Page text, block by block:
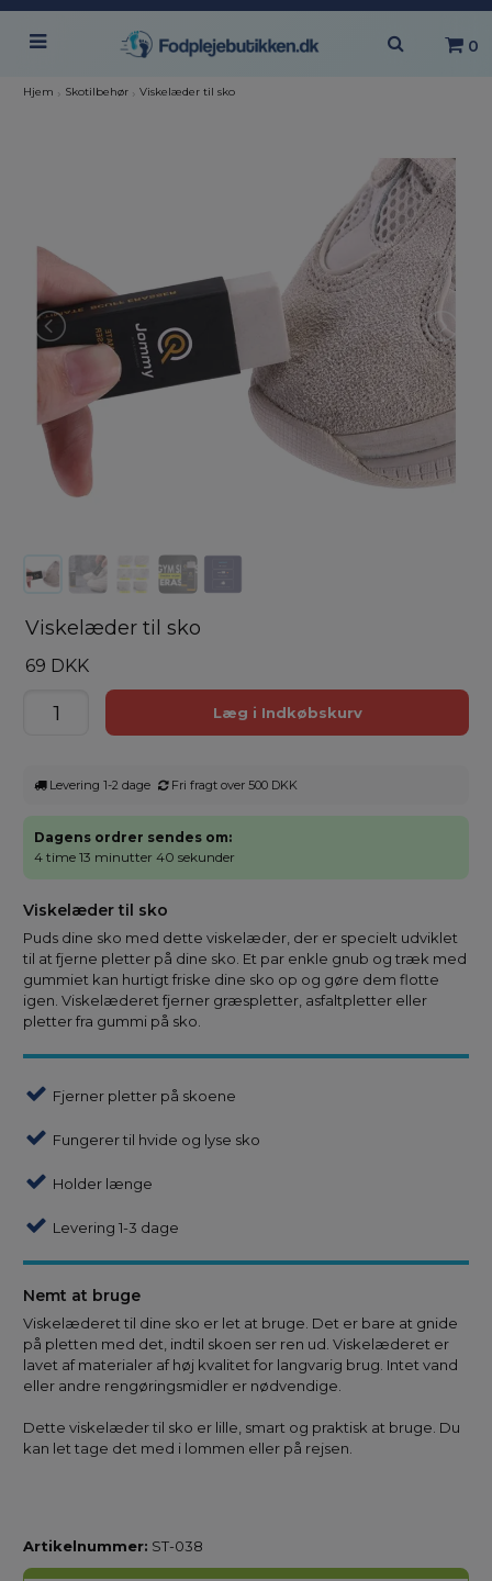
0
Hjem › Skotilbehør › Viskelæder til sko
Viskelæder til sko
69 DKK
Levering 1-2 dage Fri fragt over 500 DKK
Dagens ordrer sendes om:
4 time 13 minutter 40 sekunder
Viskelæder til sko
Puds dine sko med dette viskelæder, der er specielt udviklet
til at fjerne pletter på dine sko. Et par enkle gnub og træk med
gummiet kan hurtigt friske dine sko op og gøre dem flotte
igen. Viskelæderet fjerner græspletter, asfaltpletter eller
pletter fra gummi på sko.
Fjerner pletter på skoene
Fungerer til hvide og lyse sko
Holder længe
Levering 1-3 dage
Nemt at bruge
Viskelæderet til dine sko er let at bruge. Det er bare at gnide
på pletten med det, indtil skoen ser ren ud. Viskelæderet er
lavet af materialer af høj kvalitet for langvarig brug. Intet vand
eller andre rengøringsmidler er nødvendige.
Dette viskelæder til sko er lille, smart og praktisk at bruge. Du
kan let tage det med i lommen eller på rejsen.
Artikelnummer: ST-038